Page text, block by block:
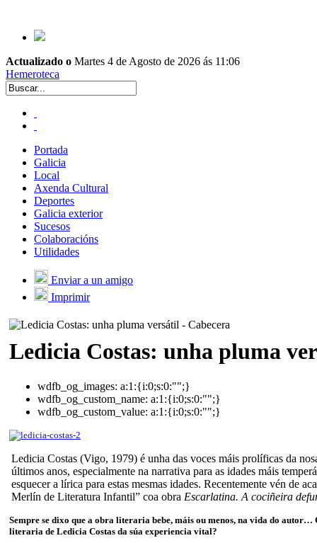
Actualizado o Martes 4 de Agosto de 2026 ás 11:06
Hemeroteca
Portada
Galicia
Local
Axenda Cultural
Deportes
Galicia exterior
Sucesos
Colaboracións
Utilidades
Enviar a un amigo
Imprimir
Ledicia Costas: unha pluma
wdfb_og_images: a:1:{i:0;s:0:"";}
wdfb_og_custom_name: a:1:{i:0;s:0:"";}
wdfb_og_custom_value: a:1:{i:0;s:0:"";}
Ledicia Costas (Vigo, 1979) é unha das voces máis prolíficas da
últimos anos, especialmente na narrativa para as idades máis
esquecer a lírica para estas mesmas idades. Recentemente vén de
Merlín de Literatura Infantil” coa obra Escarlatina. A cociñeira
Sempre se dixo que a obra literaria bebe, máis ou menos, na vida do autor…
literaria de Ledicia Costas da súa experiencia vital?